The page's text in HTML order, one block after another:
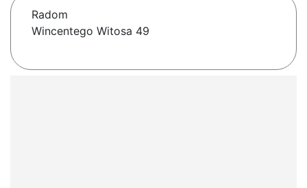
Radom
Wincentego Witosa 49